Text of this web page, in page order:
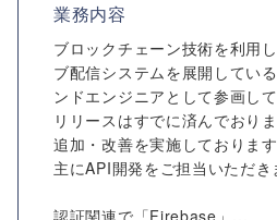
業務内容
ブロックチェーン技術を利用
ブ配信システムを展開してい
ンドエンジニアとして参画し
リリースはすでに済んでおり
追加・改善を実施しております
主にAPI開発をご担当いただき
認証関連で「Firebase」...